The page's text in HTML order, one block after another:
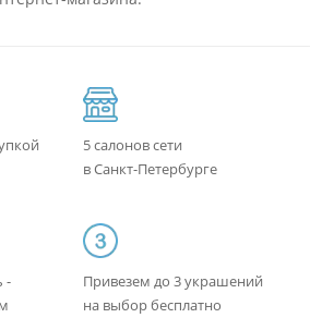
5 салонов сети
в Санкт-Петербурге
-
Привезем до 3 украшений
на выбор бесплатно